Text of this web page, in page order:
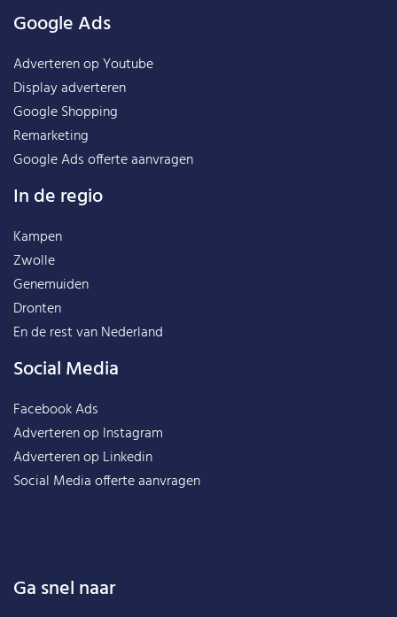
Google Ads
Adverteren op Youtube
Display adverteren
Google Shopping
Remarketing
Google Ads offerte aanvragen
In de regio
Kampen
Zwolle
Genemuiden
Dronten
En de rest vanNederland
Social Media
Facebook Ads
Adverteren op Instagram
Adverteren op Linkedin
Social Media offerte aanvragen
Ga snel naar